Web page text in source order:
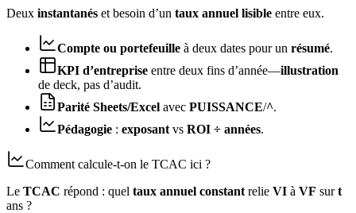
Deux instantanés et besoin d’un taux annuel lisible entre eux.
Compte ou portefeuille à deux dates pour un résumé.
KPI d’entreprise entre deux fins d’année—illustration
de deck, pas d’audit.
Parité Sheets/Excel avec PUISSANCE/^.
Pédagogie : exposant vs ROI ÷ années.
Comment calcule‑t‑on le TCAC ici ?
Le TCAC répond : quel taux annuel constant relie VI à VF surt
ans ?